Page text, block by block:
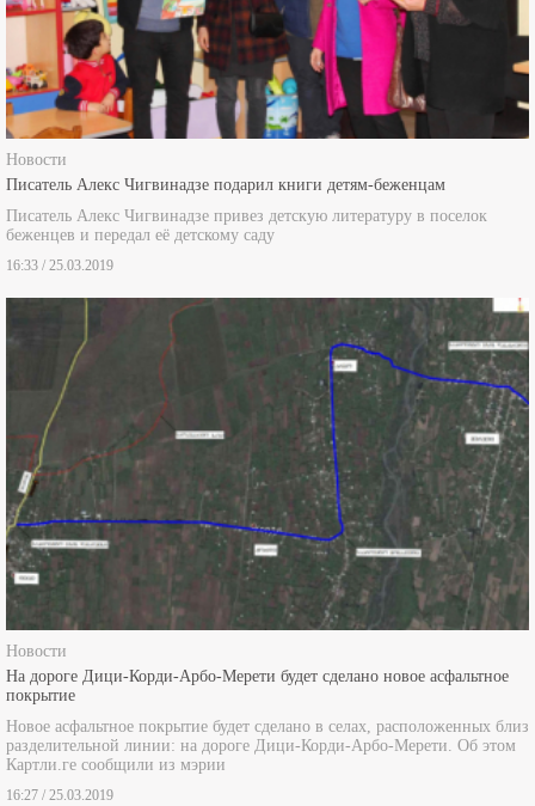
Новости
Писатель Алекс Чигвинадзе подарил книги детям-беженцам
Писатель Алекс Чигвинадзе привез детскую литературу в поселок
беженцев и передал её детскому саду
16:33 / 25.03.2019
Новости
На дороге Дици-Корди-Арбо-Мерети будет сделано новое асфальтное
покрытие
Новое асфальтное покрытие будет сделано в селах, расположенных близ
разделительной линии: на дороге Дици-Корди-Арбо-Мерети. Об этом
Картли.ге сообщили из мэрии
16:27 / 25.03.2019